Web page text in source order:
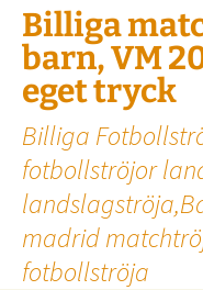
Billiga
barn, VM
eget tryck
Billiga
fotbollströjor
madrid
fotbollströja